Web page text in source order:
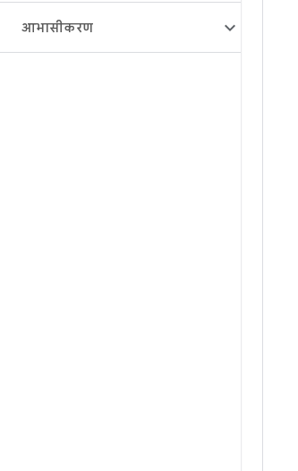
आभासीकरण